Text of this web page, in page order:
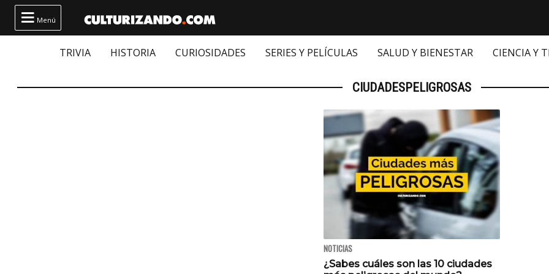
 Menú
TRIVIA HISTORIA CURIOSIDADES SERIES Y PELÍCULAS SALUD Y BIENESTAR CIENCIA Y
CIUDADESPELIGROSAS
NOTICIAS
¿Sabes cuáles son las 10 ciudades